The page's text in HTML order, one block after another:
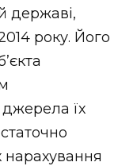
державі,
року. Його
їх
нарахування